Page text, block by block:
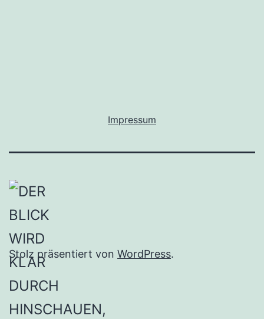
Impressum
Stolz präsentiert von WordPress.